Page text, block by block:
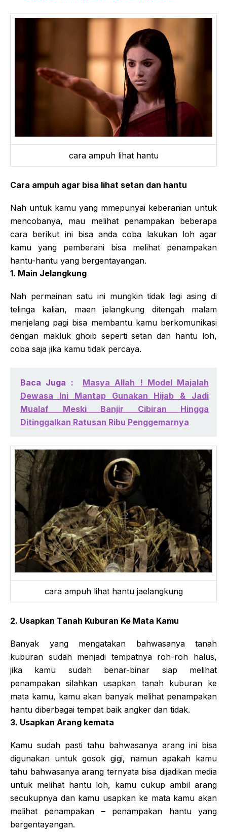
cara ampuh lihat hantu
Cara ampuh agar bisa lihat setan dan hantu
Nah untuk kamu yang mmepunyai keberanian untuk
mencobanya, mau melihat penampakan beberapa
cara berikut ini bisa anda coba lakukan loh agar
kamu yang pemberani bisa melihat penampakan
hantu-hantu yang bergentayangan.
1. Main Jelangkung
Nah permainan satu ini mungkin tidak lagi asing di
telinga kalian, maen jelangkung ditengah malam
menjelang pagi bisa membantu kamu berkomunikasi
dengan makluk ghoib seperti setan dan hantu loh,
coba saja jika kamu tidak percaya.
Baca Juga :
Masya Allah ! Model Majalah
Dewasa Ini Mantap Gunakan Hijab & Jadi
Mualaf Meski Banjir Cibiran Hingga
Ditinggalkan Ratusan Ribu Penggemarnya
cara ampuh lihat hantu jaelangkung
2. Usapkan Tanah Kuburan Ke Mata Kamu
Banyak yang mengatakan bahwasanya tanah
kuburan sudah menjadi tempatnya roh-roh halus,
jika kamu sudah benar-binar siap melihat
penampakan silahkan usapkan tanah kuburan ke
mata kamu, kamu akan banyak melihat penampakan
hantu diberbagai tempat baik angker dan tidak.
3. Usapkan Arang kemata
Kamu sudah pasti tahu bahwasanya arang ini bisa
digunakan untuk gosok gigi, namun apakah kamu
tahu bahwasanya arang ternyata bisa dijadikan media
untuk melihat hantu loh, kamu cukup ambil arang
secukupnya dan kamu usapkan ke mata kamu akan
melihat penampakan – penampakan hantu yang
bergentayangan.